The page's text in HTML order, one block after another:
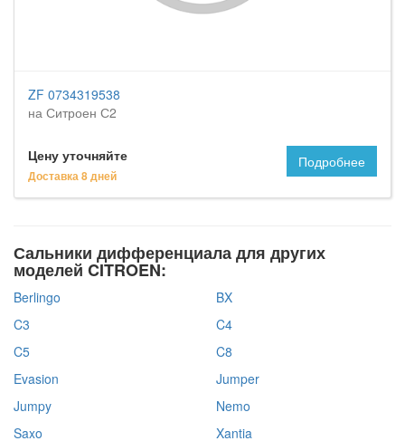
ZF 0734319538
на Ситроен С2
Цену уточняйте
Доставка 8 дней
Подробнее
Сальники дифференциала для других
моделей CITROEN:
Berlingo
BX
C3
C4
C5
C8
Evasion
Jumper
Jumpy
Nemo
Saxo
Xantia